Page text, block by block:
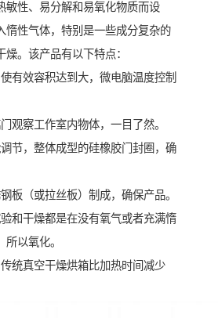
敏性、易分解和易氧化物质而设
惰性气体，特别是一些成分复杂的
。该产品有以下特点：
有效容积达到大，微电脑温度控制
观察工作室内物体，一目了然。
节，整体成型的硅橡胶门封圈，确
板（或拉丝板）制成，确保产品。
和干燥都是在没有氧气或者充满惰
以氧化。
统真空干燥烘箱比加热时间减少